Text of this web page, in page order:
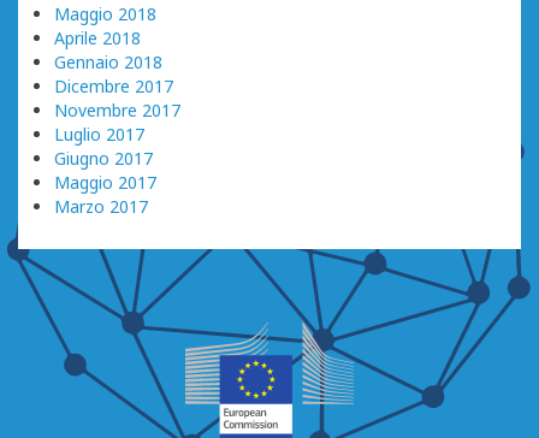
Maggio 2018
Aprile 2018
Gennaio 2018
Dicembre 2017
Novembre 2017
Luglio 2017
Giugno 2017
Maggio 2017
Marzo 2017